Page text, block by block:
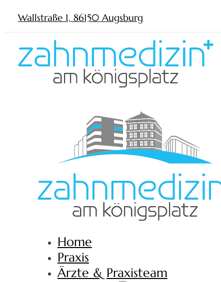
Wallstraße 1, 86150 Augsburg
Home
Praxis
Ärzte & Praxisteam